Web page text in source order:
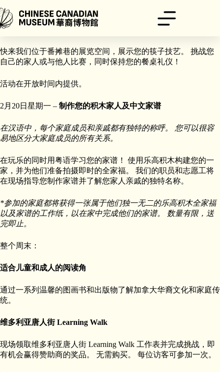
至
内
2月19日星期日 – 筷子挑战赛：你们家谁最快？
快来我们位于番摊巷的展览空间，展示您的筷子技艺。 挑战您
自己的家人或与他人比赛，同时保持您的餐桌礼仪！
活动在开放时间内提供。
2月20日星期一 – 制作您的积木家人及中文家谱
在汉语中，每个家庭成员和亲戚都有独特的称呼。 您可以很容
易地区分大家庭成员的所有关系。
在玩乐的同时用粤语学习您的家谱！ 使用乐高积木构建您的一
家，并为他们准备拍摄即时的全家福。 我们的职员和志愿工将
在现场指导您制作家谱并了解您家人亲戚的独特名称。
*参加的家庭都将获得一张属于他们独一无二的乐高积木全家福
以及家谱的工作纸，以在家中完成他们的家谱。 数量有限，送
完即止。
整个周末：
适合儿童和成人的阅读角
通过一系列温馨的图画书和出版物了解加拿大华裔文化和家庭传
统。
维多利亚唐人街 Learning Walk
现场领取维多利亚唐人街 Learning Walk 工作表并完成挑战，即
有机会赢得赞助商的奖品。 无需购买。 每位访客可参加一次。